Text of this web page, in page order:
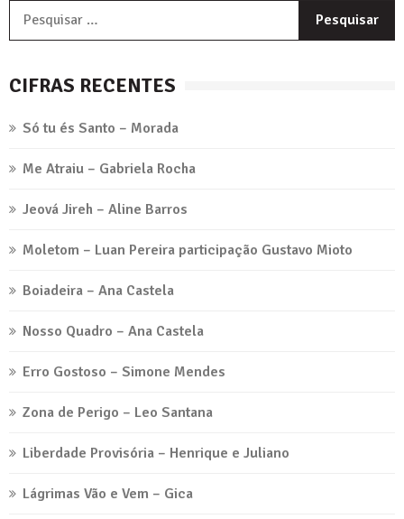
CIFRAS RECENTES
Só tu és Santo – Morada
Me Atraiu – Gabriela Rocha
Jeová Jireh – Aline Barros
Moletom – Luan Pereira participação Gustavo Mioto
Boiadeira – Ana Castela
Nosso Quadro – Ana Castela
Erro Gostoso – Simone Mendes
Zona de Perigo – Leo Santana
Liberdade Provisória – Henrique e Juliano
Lágrimas Vão e Vem – Gica